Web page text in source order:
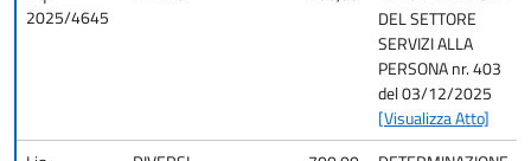
2025/4645
DEL SETTORE
SERVIZI ALLA
PERSONA nr. 403
del 03/12/2025
[Visualizza Atto]